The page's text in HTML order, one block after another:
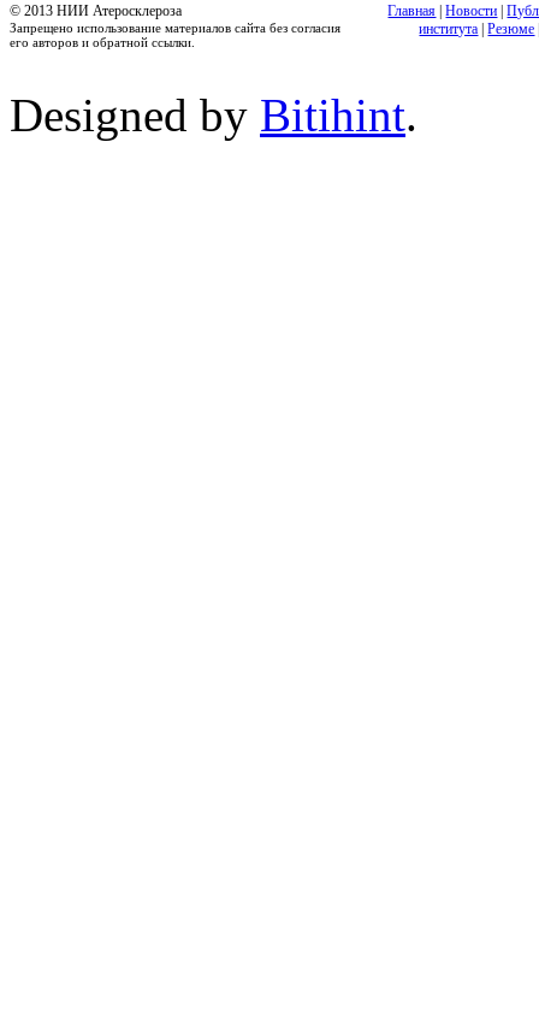
© 2013 НИИ Атеросклероза
Запрещено использование материалов сайта без согласия
его авторов и обратной ссылки.
Главная |Новости |
института |Резюме
Designed by Bitihint.